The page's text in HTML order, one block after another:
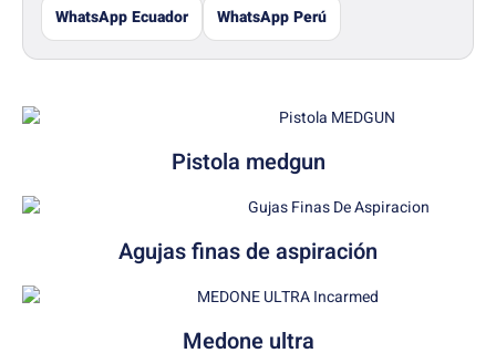
WhatsApp Ecuador WhatsApp Perú
Pistola medgun
Agujas finas de aspiración
Medone ultra